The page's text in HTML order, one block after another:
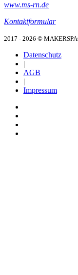
www.ms-rn.de
Kontaktformular
2017 - 2026 ©
Datenschutz
|
AGB
|
Impressum